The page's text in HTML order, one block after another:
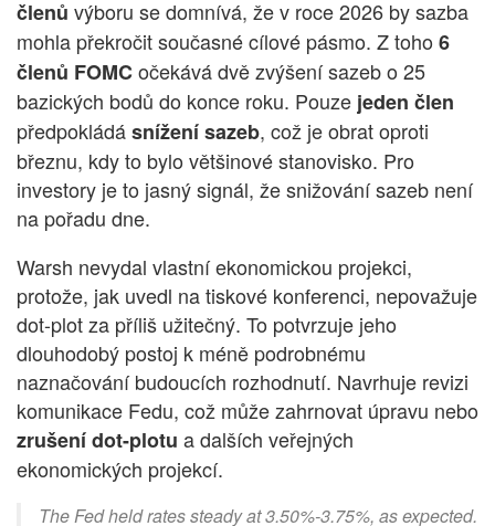
členů výboru se domnívá, že v roce 2026 by sazba
mohla překročit současné cílové pásmo. Z toho 6
členů FOMCočekává dvě zvýšení sazeb o 25
bazických bodů do konce roku. Pouze jeden člen
předpokládásnížení sazeb, což je obrat oproti
březnu, kdy to bylo většinové stanovisko. Pro
investory je to jasný signál, že snižování sazeb není
na pořadu dne.
Warsh nevydal vlastní ekonomickou projekci,
protože, jak uvedl na tiskové konferenci, nepovažuje
dot-plot za příliš užitečný. To potvrzuje jeho
dlouhodobý postoj k méně podrobnému
naznačování budoucích rozhodnutí. Navrhuje revizi
komunikace Fedu, což může zahrnovat úpravu nebo
zrušení dot-plotu a dalších veřejných
ekonomických projekcí.
The Fed held rates steady at 3.50%-3.75%, as expected.